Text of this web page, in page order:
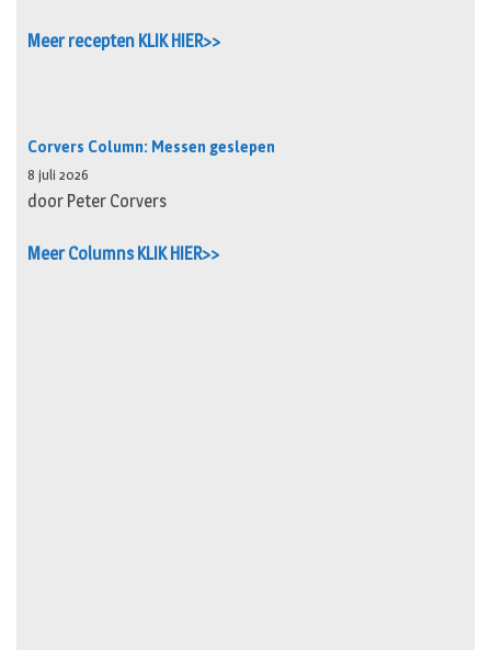
Meer recepten KLIK HIER>>
Corvers Column: Messen geslepen
8 juli 2026
door Peter Corvers
Meer Columns KLIK HIER>>